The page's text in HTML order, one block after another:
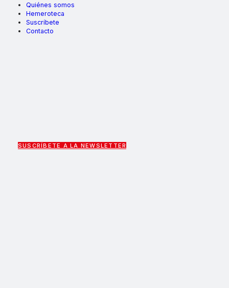
Quiénes somos
Hemeroteca
Suscríbete
Contacto
SUSCRÍBETE A LA NEWSLETTER